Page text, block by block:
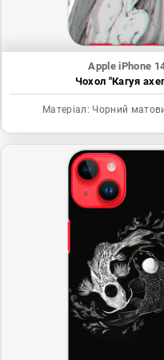
Apple iPhone
Чохол "Кагуя
Матеріал: Чорний